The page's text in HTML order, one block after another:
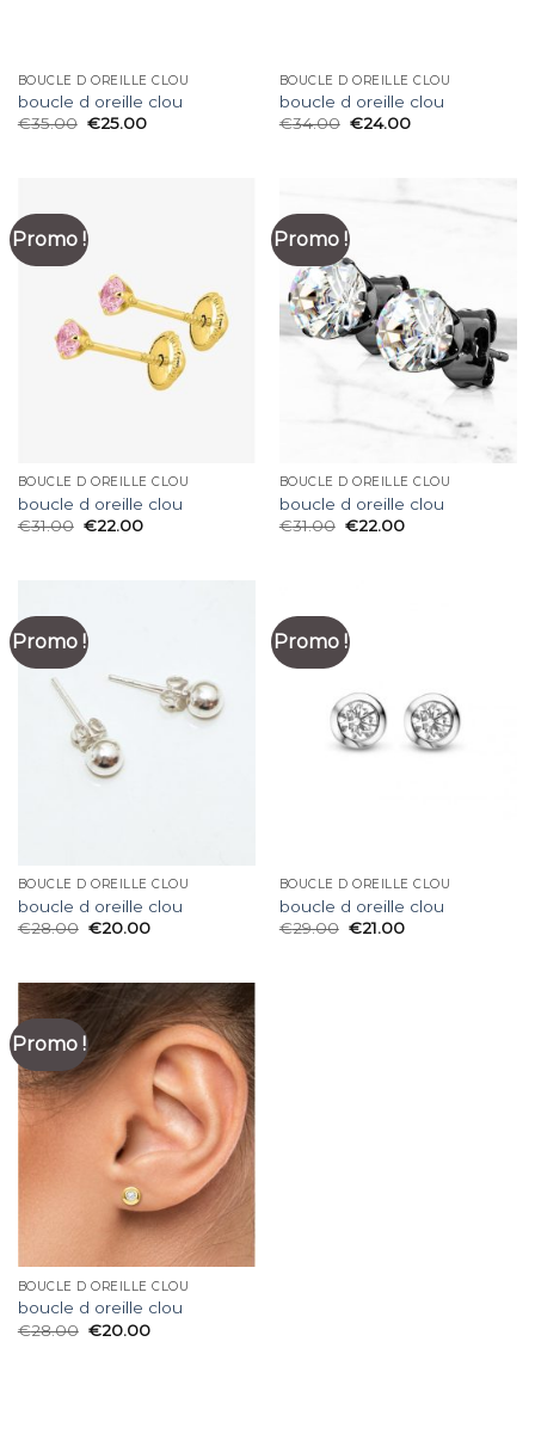
BOUCLE D OREILLE CLOU
boucle d oreille clou
€35.00 €25.00
BOUCLE D OREILLE CLOU
boucle d oreille clou
€34.00 €24.00
Promo !
BOUCLE D OREILLE CLOU
boucle d oreille clou
€31.00 €22.00
Promo !
BOUCLE D OREILLE CLOU
boucle d oreille clou
€31.00 €22.00
Promo !
BOUCLE D OREILLE CLOU
boucle d oreille clou
€28.00 €20.00
Promo !
BOUCLE D OREILLE CLOU
boucle d oreille clou
€29.00 €21.00
Promo !
BOUCLE D OREILLE CLOU
boucle d oreille clou
€28.00 €20.00